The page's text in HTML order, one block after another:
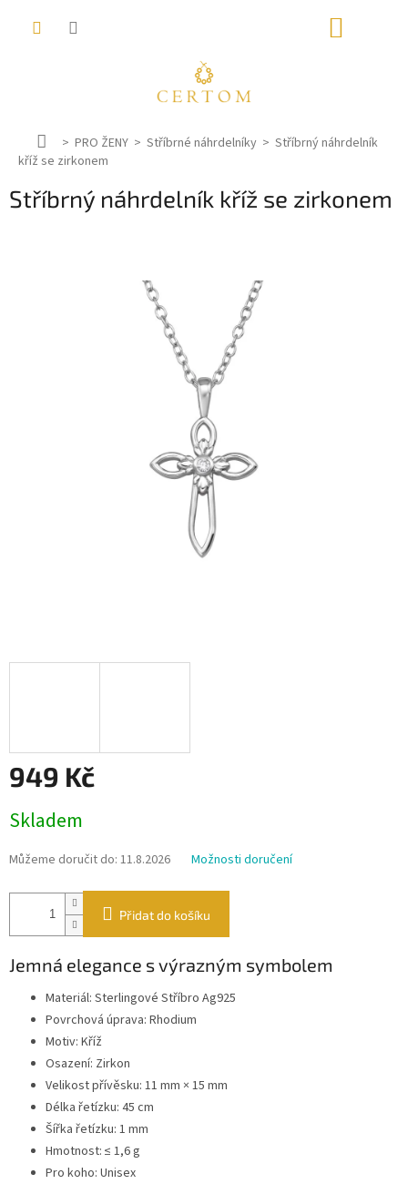
D
o
ů
PRO ŽENY Stříbrné náhrdelníky
Stříbrný náhrdelník
kříž se zirkonem
Stříbrný náhrdelník kříž se zirkonem
949 Kč
cena:
Skladem
Můžeme doručit do: 11.8.2026 Možnosti doručení
Přidat do košíku
Jemná elegance s výrazným symbolem
Materiál: Sterlingové Stříbro Ag925
Povrchová úprava: Rhodium
Motiv: Kříž
Osazení: Zirkon
Velikost přívěsku: 11 mm × 15 mm
Délka řetízku: 45 cm
Šířka řetízku: 1 mm
Hmotnost: ≤ 1,6 g
Pro koho: Unisex